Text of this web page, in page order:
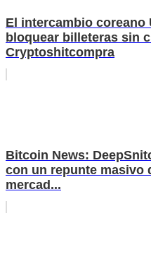
El intercambio coreano
bloquear billeteras sin
Cryptoshitcompra
Bitcoin News:
con un repunte masivo
mercad...